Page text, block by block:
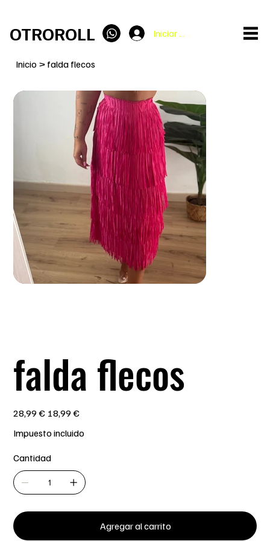
OTROROLL Iniciar sesión
Inicio > falda flecos
falda flecos
original
28,99 € de
18,99 €
Impuesto incluido
Cantidad
Agregar al carrito